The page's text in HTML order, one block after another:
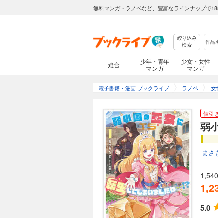
無料マンガ・ラノベなど、豊富なラインナップで
絞り込み
検索
総合
少年・青年
マンガ
少女・女性
マンガ
電子書籍・漫画 ブックライブ ラノベ 女
値引
弱
まさ
1,540
5.0